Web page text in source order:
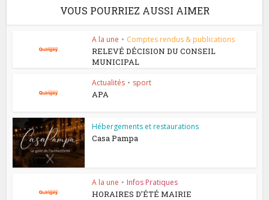
VOUS POURRIEZ AUSSI AIMER
A la une • Comptes rendus & publications
RELEVÉ DÉCISION DU CONSEIL
MUNICIPAL
Actualités • sport
APA
Hébergements et restaurations
Casa Pampa
A la une • Infos Pratiques
HORAIRES D’ÉTÉ MAIRIE